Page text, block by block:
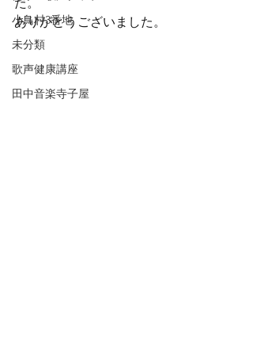
小鳥村3番地
未分類
歌声健康講座
田中音楽寺子屋
ありがとうございました。